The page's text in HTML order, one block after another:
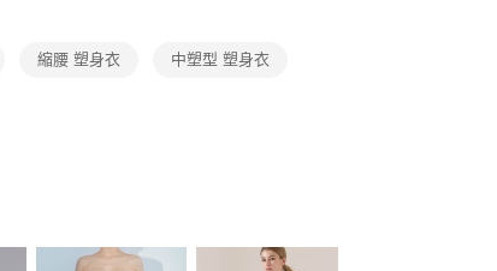
含以上)免運費
縮腰 塑身衣 中塑型 塑身衣